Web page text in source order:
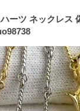
ーツ ネックレス